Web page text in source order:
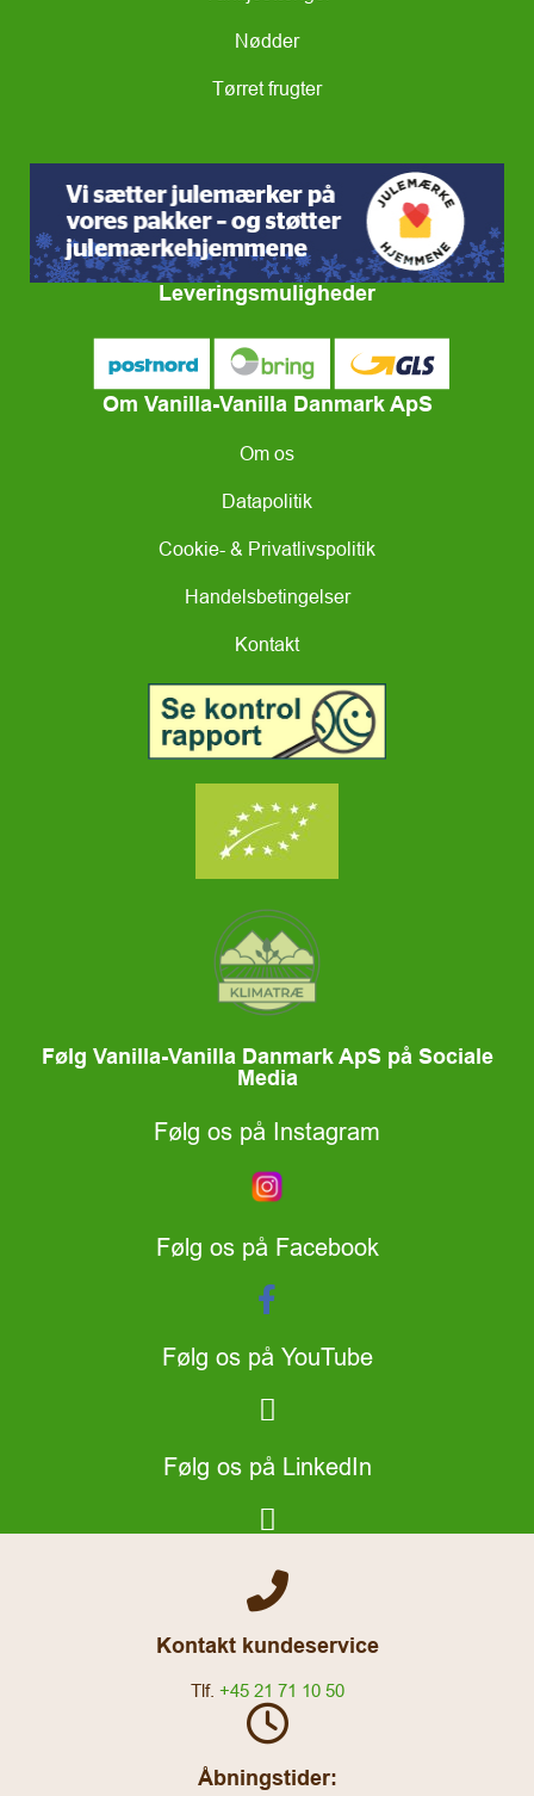
Nødder
Tørret frugter
Leveringsmuligheder
Om Vanilla-Vanilla Danmark ApS
Om os
Datapolitik
Cookie- & Privatlivspolitik
Handelsbetingelser
Kontakt
Følg Vanilla-Vanilla Danmark ApS på Sociale
Media
Følg os på Instagram
Følg os på Facebook
Følg os på YouTube
Følg os på LinkedIn
Kontakt kundeservice
Tlf. +45 21 71 10 50
Åbningstider: